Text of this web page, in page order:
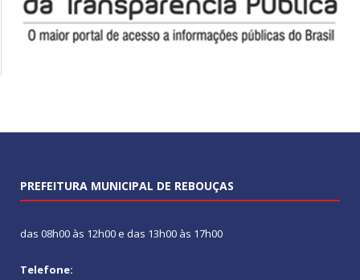
PREFEITURA MUNICIPAL DE REBOUÇAS
das 08h00 às 12h00 e das 13h00 às 17h00
Telefone: